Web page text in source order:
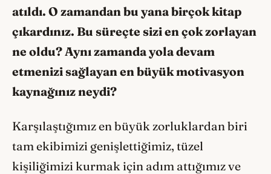
atıldı. O zamandan bu yana birçok kitap
çıkardınız. Bu süreçte sizi en çok zorlayan
ne oldu? Aynı zamanda yola devam
etmenizi sağlayan en büyük motivasyon
kaynağınız neydi?
Karşılaştığımız en büyük zorluklardan biri
tam ekibimizi genişlettiğimiz, tüzel
kişiliğimizi kurmak için adım attığımız ve